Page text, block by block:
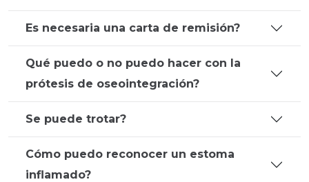
Es necesaria una carta de remisión?
Qué puedo o no puedo hacer con la
prótesis de oseointegración?
Se puede trotar?
Cómo puedo reconocer un estoma
inflamado?